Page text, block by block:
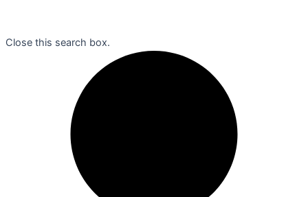
Close this search box.